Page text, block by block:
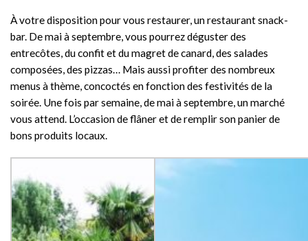
À votre disposition pour vous restaurer, un restaurant snack-
bar. De mai à septembre, vous pourrez déguster des
entrecôtes, du confit et du magret de canard, des salades
composées, des pizzas… Mais aussi profiter des nombreux
menus à thème, concoctés en fonction des festivités de la
soirée. Une fois par semaine, de mai à septembre, un marché
vous attend. L’occasion de flâner et de remplir son panier de
bons produits locaux.